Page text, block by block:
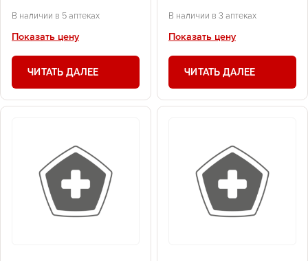
В наличии в 5 аптеках
Показать цену
ЧИТАТЬ ДАЛЕЕ
В наличии в 3 аптеках
Показать цену
ЧИТАТЬ ДАЛЕЕ